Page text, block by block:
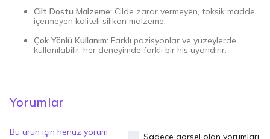
Cilt Dostu Malzeme: Cilde zarar vermeyen, toksik madde
içermeyen kaliteli silikon malzeme.
Çok Yönlü Kullanım: Farklı pozisyonlar ve yüzeylerde
kullanılabilir, her deneyimde farklı bir his uyandırır.
Yorumlar
Bu ürün için henüz yorum
Sadece görsel olan yorumları